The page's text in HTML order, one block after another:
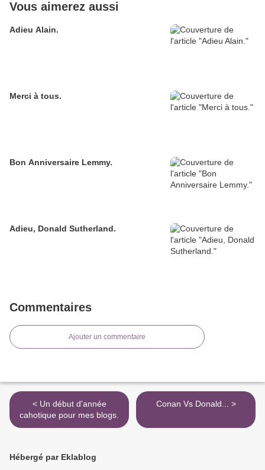
Vous aimerez aussi
Adieu Alain.
Merci à tous.
Bon Anniversaire Lemmy.
Adieu, Donald Sutherland.
Commentaires
Ajouter un commentaire
< Un début d'année
cahotique pour mes blogs.
Conan Vs Donald... >
Hébergé par Eklablog